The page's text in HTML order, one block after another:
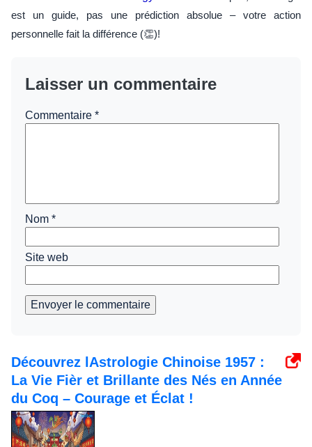
est un guide, pas une prédiction absolue – votre action
personnelle fait la différence (👏)!
Laisser un commentaire
Commentaire *
Nom *
Site web
Envoyer le commentaire
Découvrez lAstrologie Chinoise 1957 :
La Vie Fièr et Brillante des Nés en Année
du Coq – Courage et Éclat !